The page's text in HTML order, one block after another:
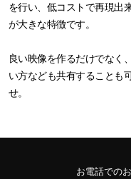
を行い、低コストで再現出
が大きな特徴です。
良い映像を作るだけでなく
い方なども共有することも
せ。
お電話での